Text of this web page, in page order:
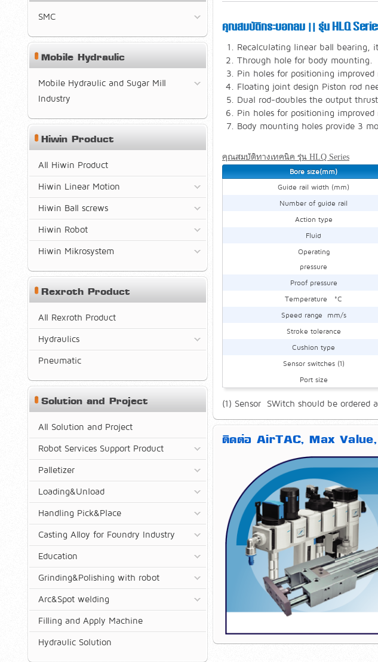
คุณสมบัติกระบอกลม || รุ่น HLQ
Recalculating linear ball bearing,
Through hole for body mounting.
Pin holes for positioning
Floating joint design Piston rod
Dual rod-doubles the output thrust.
Pin holes for positioning
Body mounting holes provide 3
คุณสมบัติทางเทคนิค รุ่น HLQ Series
Bore size(mm)
Guide rail width (mm)
Number of guide rail
Action type
Fluid
Operating
pressure
Proof pressure
Temperature °C
Speed range mm/s
Stroke tolerance
Cushion type
Sensor switches (1)
Port size
(1) Sensor SWitch should be ordered
ติดต่อ AirTAC, Max Value,
SMC
Mobile Hydraulic
Mobile Hydraulic and Sugar Mill
Industry
Hiwin Product
All Hiwin Product
Hiwin Linear Motion
Hiwin Ball screws
Hiwin Robot
Hiwin Mikrosystem
Rexroth Product
All Rexroth Product
Hydraulics
Pneumatic
Solution and Project
All Solution and Project
Robot Services Support Product
Palletizer
Loading&Unload
Handling Pick&Place
Casting Alloy for Foundry Industry
Education
Grinding&Polishing with robot
Arc&Spot welding
Filling and Apply Machine
Hydraulic Solution